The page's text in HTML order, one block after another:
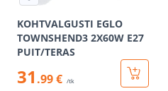
KOHTVALGUSTI EGLO
TOWNSHEND3 2X60W E27
PUIT/TERAS
31 .99 € /tk